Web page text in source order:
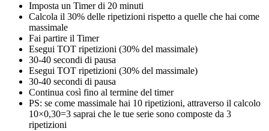
Imposta un Timer di 20 minuti
Calcola il 30% delle ripetizioni rispetto a quelle che hai come
massimale
Fai partire il Timer
Esegui TOT ripetizioni (30% del massimale)
30-40 secondi di pausa
Esegui TOT ripetizioni (30% del massimale)
30-40 secondi di pausa
Continua così fino al termine del timer
PS: se come massimale hai 10 ripetizioni, attraverso il calcolo
10×0,30=3 saprai che le tue serie sono composte da 3
ripetizioni